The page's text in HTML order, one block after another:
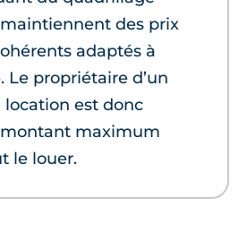
des prix
adaptés à
Le propriétaire d’un
est donc
maximum
le louer.